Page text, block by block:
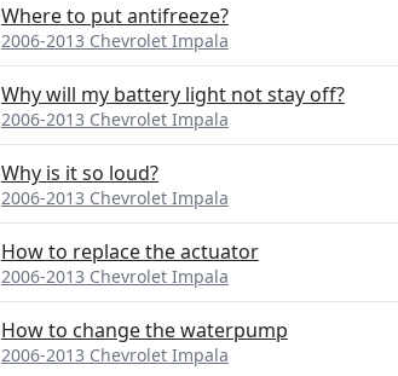
Where to put antifreeze?
2006-2013 Chevrolet Impala
Why will my battery light not stay off?
2006-2013 Chevrolet Impala
Why is it so loud?
2006-2013 Chevrolet Impala
How to replace the actuator
2006-2013 Chevrolet Impala
How to change the waterpump
2006-2013 Chevrolet Impala